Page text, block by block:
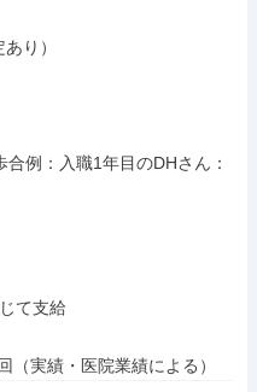
り）
例：入職1年目のDHさん：
て支給
（実績・医院業績による）